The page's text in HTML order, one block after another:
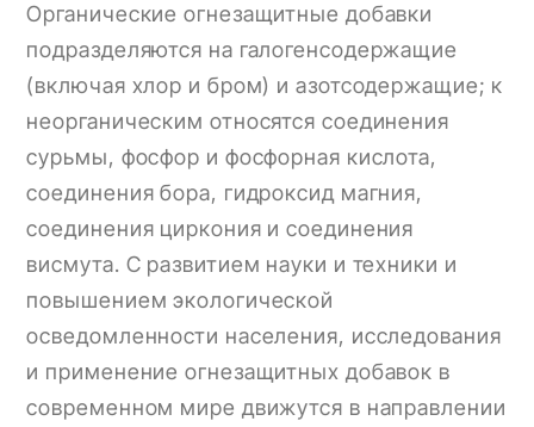
Органические огнезащитные добавки
подразделяются на галогенсодержащие
(включая хлор и бром) и азотсодержащие; к
неорганическим относятся соединения
сурьмы, фосфор и фосфорная кислота,
соединения бора, гидроксид магния,
соединения циркония и соединения
висмута. С развитием науки и техники и
повышением экологической
осведомленности населения, исследования
и применение огнезащитных добавок в
современном мире движутся в направлении